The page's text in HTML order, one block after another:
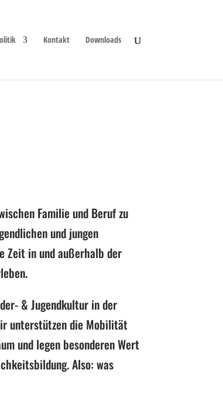
Kontakt Downloads
Familie und Beruf zu
und jungen
Zeit in und außerhalb der
& Jugendkultur in der
unterstützen die Mobilität
und legen besonderen Wert
Also: was